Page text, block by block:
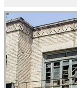
با پیش
شاخص بورس امروز شنبه ۱۷ مرداد